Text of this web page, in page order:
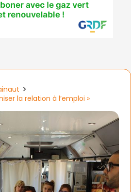
la relation à l’emploi »